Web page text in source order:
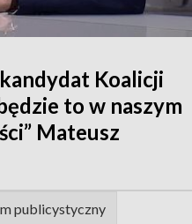
Koalicji
to w naszym
Mateusz
publicystyczny